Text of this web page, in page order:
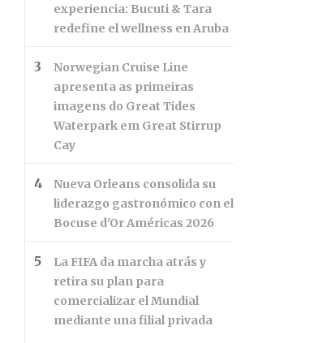
experiencia: Bucuti & Tara
redefine el wellness en Aruba
Norwegian Cruise Line
apresenta as primeiras
imagens do Great Tides
Waterpark em Great Stirrup
Cay
Nueva Orleans consolida su
liderazgo gastronómico con el
Bocuse d'Or Américas 2026
La FIFA da marcha atrás y
retira su plan para
comercializar el Mundial
mediante una filial privada